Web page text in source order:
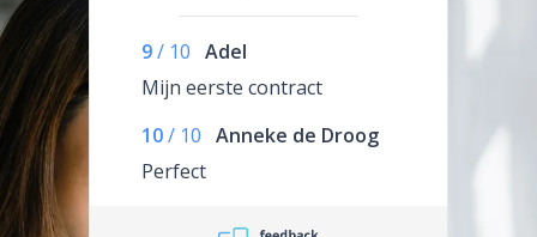
9/ 10 Adel
Mijn eerste contract
10/ 10 Anneke de Droog
Perfect